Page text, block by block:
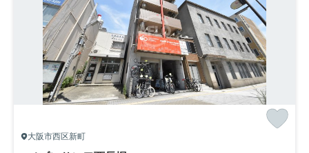
大阪市西区新町